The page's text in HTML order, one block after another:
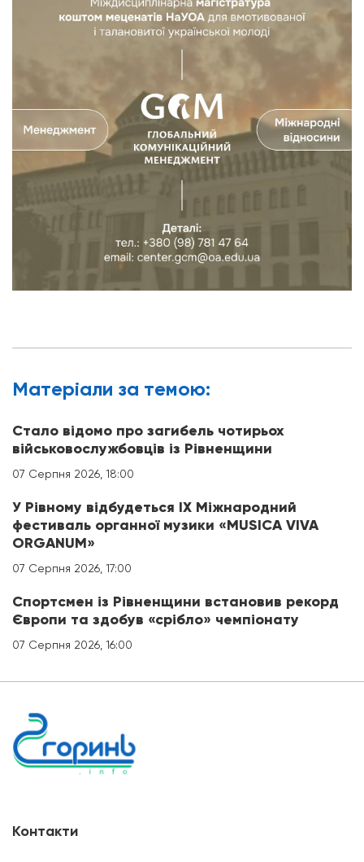
Матерiали за темою:
Стало відомо про загибель чотирьох
військовослужбовців із Рівненщини
07 Серпня 2026, 18:00
У Рівному відбудеться IX Міжнародний
фестиваль органної музики «MUSICA VIVA
ORGANUM»
07 Серпня 2026, 17:00
Спортсмен із Рівненщини встановив рекорд
Європи та здобув «срібло» чемпіонату
07 Серпня 2026, 16:00
Контакти